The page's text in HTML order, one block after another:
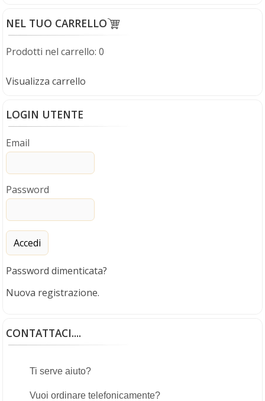
NEL TUO CARRELLO
Prodotti nel carrello: 0
Visualizza carrello
LOGIN UTENTE
Email
Password
Password dimenticata?
Nuova registrazione.
CONTATTACI....
Ti serve aiuto?
Vuoi ordinare telefonicamente?
Porta a soffietto con vetro in PVC - Kit Serratura